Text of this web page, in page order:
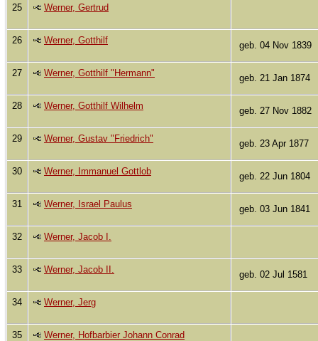
25 Werner, Gertrud
26 Werner, Gotthilf geb. 04 Nov 1839
27 Werner, Gotthilf "Hermann" geb. 21 Jan 1874
28 Werner, Gotthilf Wilhelm geb. 27 Nov 1882
29 Werner, Gustav "Friedrich" geb. 23 Apr 1877
30 Werner, Immanuel Gottlob geb. 22 Jun 1804
31 Werner, Israel Paulus geb. 03 Jun 1841
32 Werner, Jacob I.
33 Werner, Jacob II. geb. 02 Jul 1581
34 Werner, Jerg
35 Werner, Hofbarbier Johann Conrad